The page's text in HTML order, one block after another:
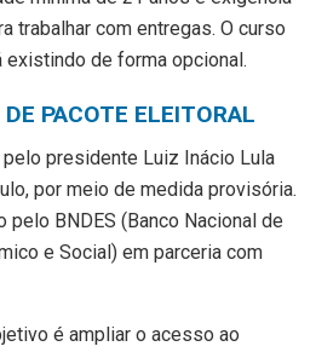
trabalhar com entregas. O curso
de forma opcional.
PACOTE ELEITORAL
presidente Luiz Inácio Lula
por meio de medida provisória.
pelo BNDES (Banco Nacional de
e Social) em parceria com
é ampliar o acesso ao